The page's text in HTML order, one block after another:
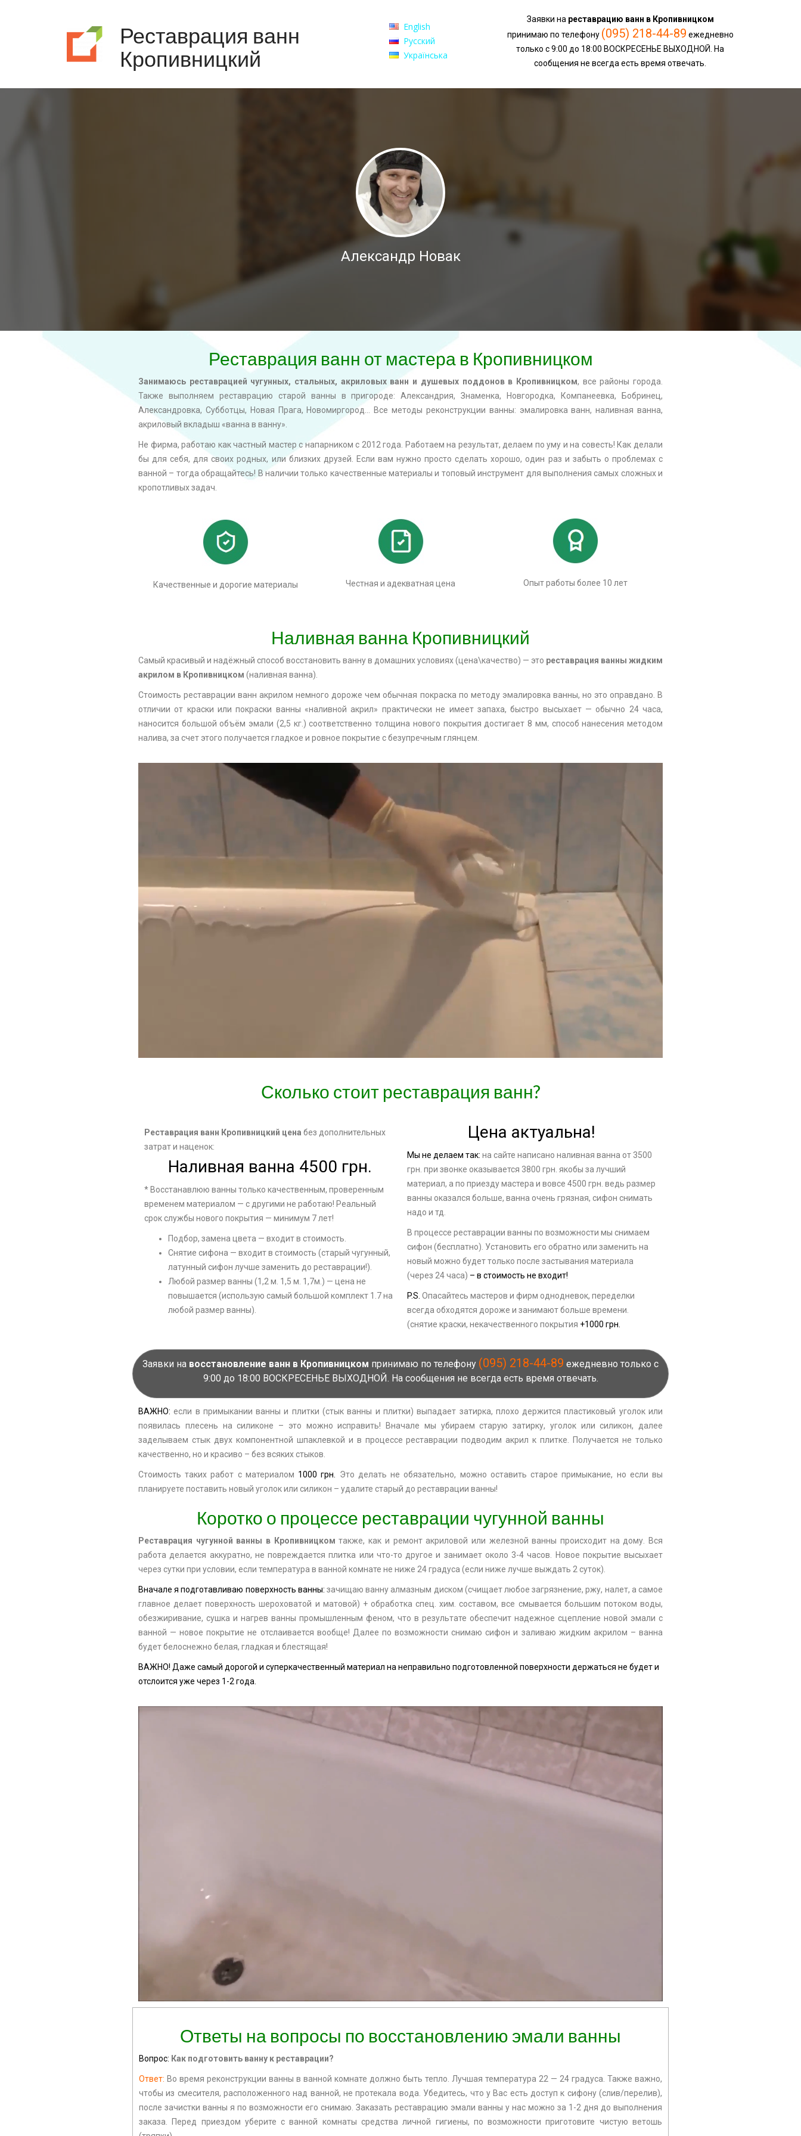
Реставрация ванн
Кропивницкий
English
Русский
Українська
Заявки на реставрацию ванн в Кропивницком
принимаю по телефону (095) 218-44-89 ежедневно
только с 9:00 до 18:00 ВОСКРЕСЕНЬЕ ВЫХОДНОЙ. На
сообщения не всегда есть время отвечать.
Александр Новак
Реставрация ванн от мастера в Кропивницком
Занимаюсь реставрацией чугунных, стальных, акриловых ванн и душевых поддонов в Кропивницком, все районы города.
Также выполняем реставрацию старой ванны в пригороде: Александрия, Знаменка, Новгородка, Компанеевка, Бобринец,
Александровка, Субботцы, Новая Прага, Новомиргород… Все методы реконструкции ванны: эмалировка ванн, наливная ванна,
акриловый вкладыш «ванна в ванну».
Не фирма, работаю как частный мастер с напарником с 2012 года. Работаем на результат, делаем по уму и на совесть! Как делали
бы для себя, для своих родных, или близких друзей. Если вам нужно просто сделать хорошо, один раз и забыть о проблемах с
ванной – тогда обращайтесь! В наличии только качественные материалы и топовый инструмент для выполнения самых сложных и
кропотливых задач.
Качественные и дорогие материалы Честная и адекватная цена Опыт работы более 10 лет
Наливная ванна Кропивницкий
Самый красивый и надёжный способ восстановить ванну в домашних условиях (цена\качество) — это реставрация ванны жидким
акрилом в Кропивницком (наливная ванна).
Стоимость реставрации ванн акрилом немного дороже чем обычная покраска по методу эмалировка ванны, но это оправдано. В
отличии от краски или покраски ванны «наливной акрил» практически не имеет запаха, быстро высыхает — обычно 24 часа,
наносится большой объём эмали (2,5 кг.) соответственно толщина нового покрытия достигает 8 мм, способ нанесения методом
налива, за счет этого получается гладкое и ровное покрытие с безупречным глянцем.
Сколько стоит реставрация ванн?
Реставрация ванн Кропивницкий цена без дополнительных
затрат и наценок:
Наливная ванна 4500 грн.
* Восстанавлюю ванны только качественным, проверенным
временем материалом — с другими не работаю! Реальный
срок службы нового покрытия — минимум 7 лет!
Подбор, замена цвета — входит в стоимость.
Снятие сифона — входит в стоимость (старый чугунный,
латунный сифон лучше заменить до реставрации!).
Любой размер ванны (1,2 м. 1,5 м. 1,7м.) — цена не
повышается (использую самый большой комплект 1.7 на
любой размер ванны).
Цена актуальна!
Мы не делаем так: на сайте написано наливная ванна от 3500
грн. при звонке оказывается 3800 грн. якобы за лучший
материал, а по приезду мастера и вовсе 4500 грн. ведь размер
ванны оказался больше, ванна очень грязная, сифон снимать
надо и тд.
В процессе реставрации ванны по возможности мы снимаем
сифон (бесплатно). Установить его обратно или заменить на
новый можно будет только после застывания материала
(через 24 часа) – в стоимость не входит!
P.S. Опасайтесь мастеров и фирм однодневок, переделки
всегда обходятся дороже и занимают больше времени.
(снятие краски, некачественного покрытия +1000 грн.
Заявки на восстановление ванн в Кропивницком принимаю по телефону (095) 218-44-89 ежедневно только с
9:00 до 18:00 ВОСКРЕСЕНЬЕ ВЫХОДНОЙ. На сообщения не всегда есть время отвечать.
ВАЖНО: если в примыкании ванны и плитки (стык ванны и плитки) выпадает затирка, плохо держится пластиковый уголок или
появилась плесень на силиконе – это можно исправить! Вначале мы убираем старую затирку, уголок или силикон, далее
заделываем стык двух компонентной шпаклевкой и в процессе реставрации подводим акрил к плитке. Получается не только
качественно, но и красиво – без всяких стыков.
Стоимость таких работ с материалом 1000 грн.
Это делать не обязательно, можно оставить старое примыкание, но если вы
планируете поставить новый уголок или силикон – удалите старый до реставрации ванны!
Коротко о процессе реставрации чугунной ванны
Реставрация чугунной ванны в Кропивницком также, как и ремонт акриловой или железной ванны происходит на дому. Вся
работа делается аккуратно, не повреждается плитка или что-то другое и занимает около 3-4 часов. Новое покрытие высыхает
через сутки при условии, если температура в ванной комнате не ниже 24 градуса (если ниже лучше выждать 2 суток).
Вначале я подготавливаю поверхность ванны: зачищаю ванну алмазным диском (счищает любое загрязнение, ржу, налет, а самое
главное делает поверхность шероховатой и матовой) + обработка спец. хим. составом, все смывается большим потоком воды,
обезжиривание, сушка и нагрев ванны промышленным феном, что в результате обеспечит надежное сцепление новой эмали с
ванной — новое покрытие не отслаивается вообще! Далее по возможности снимаю сифон и заливаю жидким акрилом – ванна
будет белоснежно белая, гладкая и блестящая!
ВАЖНО! Даже самый дорогой и суперкачественный материал на неправильно подготовленной поверхности держаться не будет и
отслоится уже через 1-2 года.
Ответы на вопросы по восстановлению эмали ванны
Вопрос: Как подготовить ванну к реставрации?
Ответ: Во время реконструкции ванны в ванной комнате должно быть тепло. Лучшая температура 22 — 24 градуса. Также важно,
чтобы из смесителя, расположенного над ванной, не протекала вода. Убедитесь, что у Вас есть доступ к сифону (слив/перелив),
после зачистки ванны я по возможности его снимаю. Заказать реставрацию эмали ванны у нас можно за 1-2 дня до выполнения
заказа. Перед приездом уберите с ванной комнаты средства личной гигиены, по возможности приготовите чистую ветошь